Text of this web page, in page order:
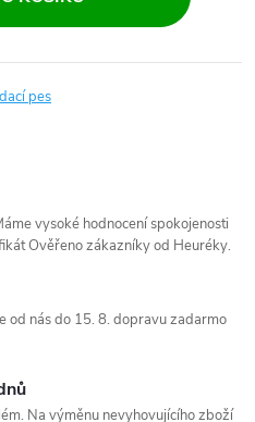
pes
vysoké hodnocení spokojenosti
Ověřeno zákazníky od Heuréky.
od nás do 15. 8. dopravu zadarmo
Na výměnu nevyhovujícího zboží